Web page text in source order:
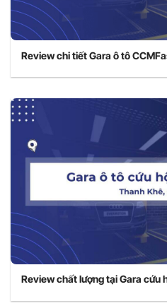
Review chi tiết Gara ô tô
Review chất lượng tại Gara cứu